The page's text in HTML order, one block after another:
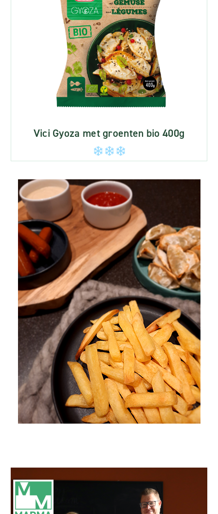
Vici Gyoza met groenten bio 400g